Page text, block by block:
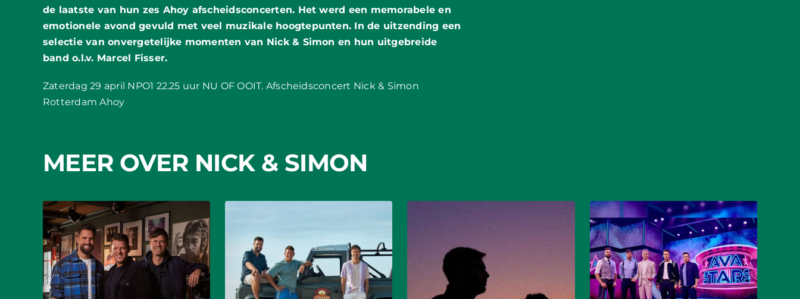
de laatste van hun zes Ahoy afscheidsconcerten. Het werd een memorabele en
emotionele avond gevuld met veel muzikale hoogtepunten. In de uitzending een
selectie van onvergetelijke momenten van Nick & Simon en hun uitgebreide
band o.l.v. Marcel Fisser.
Zaterdag 29 april NPO1 22.25 uur NU OF OOIT. Afscheidsconcert Nick & Simon
Rotterdam Ahoy
MEER OVER NICK & SIMON